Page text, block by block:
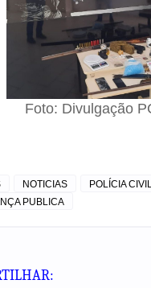
Foto: Divulgação
NOTICIAS
POLÍCIA
PUBLICA